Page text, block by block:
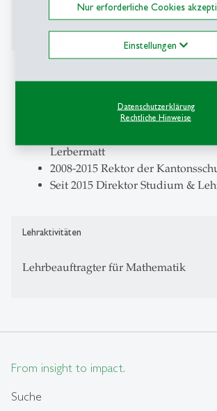
Nur erforderliche Cookies
Einstellungen
Datenschutzerklärung
Rechtliche Hinweise
1991-2005 Gymnasiallehrer für
Chemie am Freien Gymnasium
Lerbermatt
2008-2015 Rektor der
Seit 2015 Direktor Studium &
Lehraktivitäten
Lehrbeauftragter für Mathematik
From insight to impact.
Suche